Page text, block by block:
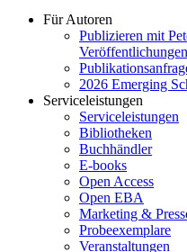
Für Autoren
Publizieren mit
Veröffentlichungen
2026 Emerging
Serviceleistungen
Serviceleistungen
Bibliotheken
Buchhändler
E-books
Open Access
Open EBA
Marketing &
Probeexemplare
Veranstaltungen